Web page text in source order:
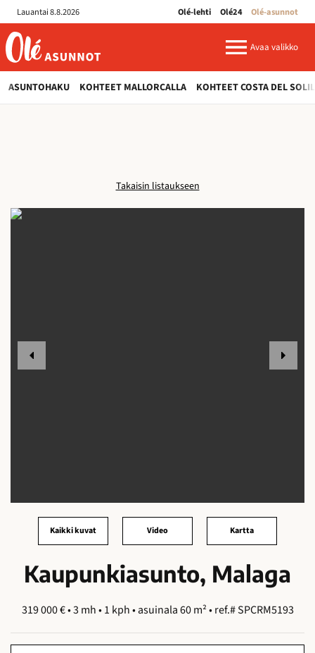
Olé-
asunnot
Lauantai 8.8.2026 Olé-lehti Olé24 Olé-asunnot
ole-
asunnot.fi Avaa valikko
ASUNTOHAKU KOHTEET MALLORCALLA KOHTEET COSTA DEL
Takaisin listaukseen
Kaikki kuvat Video Kartta
Kaupunkiasunto, Malaga
319 000 € • 3 mh • 1 kph • asuinala 60 m² • ref.# SPCRM5193